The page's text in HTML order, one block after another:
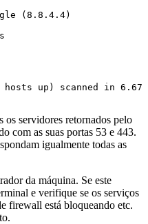
(8.8.4.4)
hosts up) scanned in 6.67
os servidores retornados pelo
com as suas portas 53 e 443.
igualmente todas as
da máquina. Se este
e verifique se os serviços
firewall está bloqueando etc.